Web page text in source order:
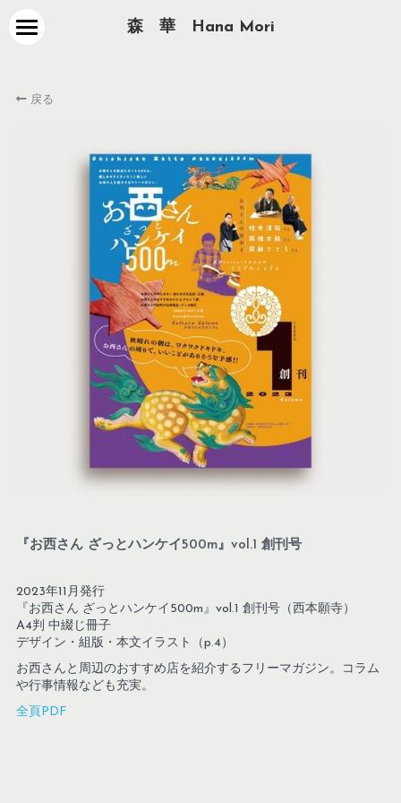
森　華　Hana Mori
works
戻る
『お西さん ざっとハンケイ500m』vol.1 創刊号
2023年11月発行
『お西さん ざっとハンケイ500m』vol.1 創刊号（西本願寺）
A4判 中綴じ冊子
デザイン・組版・本文イラスト（p.4）
お西さんと周辺のおすすめ店を紹介するフリーマガジン。コラム
や行事情報なども充実。
全頁PDF